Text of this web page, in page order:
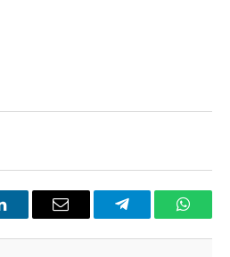
Email Telegram